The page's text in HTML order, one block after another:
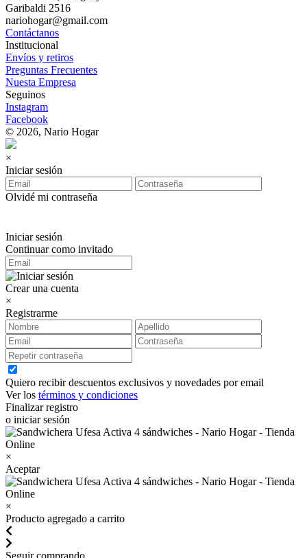
Garibaldi 2516
nariohogar@gmail.com
Contáctanos
Institucional
Envíos y retiros
Preguntas Frecuentes
Nuesta Empresa
Seguinos
Instagram
Facebook
© 2026, Nario Hogar
×
Iniciar sesión
Olvidé mi contraseña
Iniciar sesión
Continuar como invitado
Crear una cuenta
×
Registrarme
Quiero recibir descuentos exclusivos y novedades por email
Ver los términos y condiciones
Finalizar registro
o iniciar sesión
×
Aceptar
×
Producto agregado a carrito